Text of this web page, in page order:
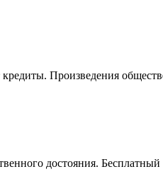
Произведения
достояния.